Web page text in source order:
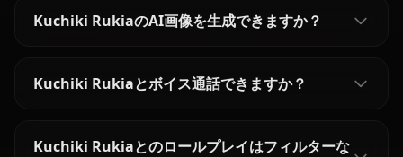
Kuchiki RukiaのAI画像を生成できますか？
Kuchiki Rukiaとボイス通話できますか？
Kuchiki Rukiaとのロールプレイはフィルターな